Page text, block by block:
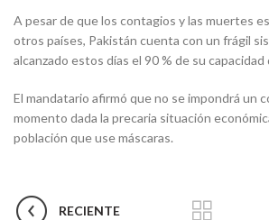
A pesar de que los contagios y las muertes
otros países, Pakistán cuenta con un frágil
alcanzado estos días el 90 % de su capacidad
El mandatario afirmó que no se impondrá un
momento dada la precaria situación
población que use máscaras.
RECIENTE